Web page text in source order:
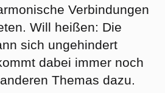
Verbindungen
Will heißen: Die
sich ungehindert
dabei immer noch
Themas dazu.